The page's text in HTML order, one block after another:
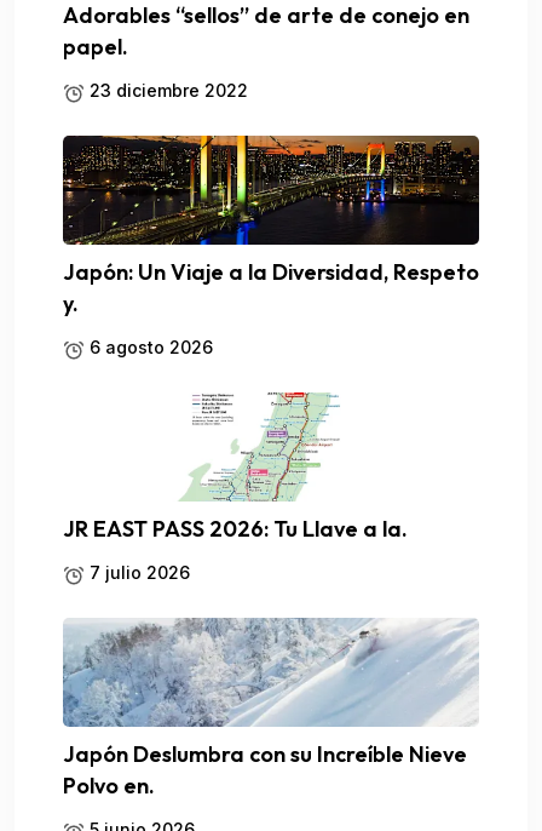
Adorables “sellos” de arte de conejo en
papel.
23 diciembre 2022
Japón: Un Viaje a la Diversidad, Respeto
y.
6 agosto 2026
JR EAST PASS 2026: Tu Llave a la.
7 julio 2026
Japón Deslumbra con su Increíble Nieve
Polvo en.